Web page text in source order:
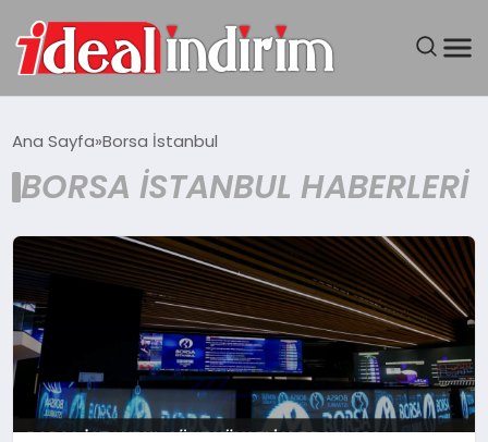
BILGISAYAR
DÜNYA
TEKNOLOJI
YAŞAM
Ana Sayfa Borsa İstanbul
BORSA İSTANBUL HABERLERI